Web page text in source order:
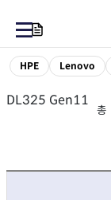
HPE Lenovo
DL325 Gen11
총